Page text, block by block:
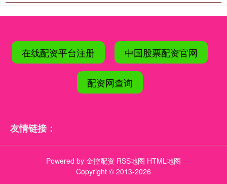
在线配资平台注册 中国股票配资官网
配资网查询
友情链接：
Powered by 金控配资 RSS地图 HTML地图
Copyright © 2013-2026